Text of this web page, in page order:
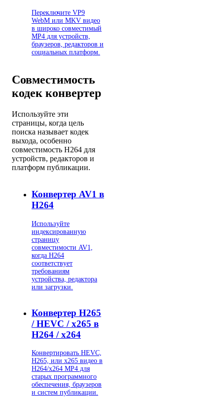
Переключите VP9
WebM или MKV видео
в широко совместимый
MP4 для устройств,
браузеров, редакторов и
социальных платформ.
Совместимость
кодек конвертер
Используйте эти
страницы, когда цель
поиска называет кодек
выхода, особенно
совместимость H264 для
устройств, редакторов и
платформ публикации.
Конвертер AV1 в
H264
Используйте
индексированную
страницу
совместимости AV1,
когда H264
соответствует
требованиям
устройства, редактора
или загрузки.
Конвертер H265
/ HEVC / x265 в
H264 / x264
Конвертировать HEVC,
H265, или x265 видео в
H264/x264 MP4 для
старых программного
обеспечения, браузеров
и систем публикации.